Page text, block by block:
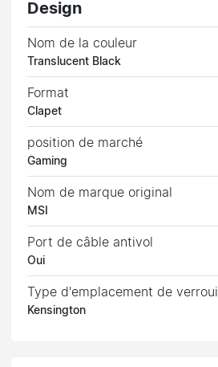
Design
Nom de la couleur
Translucent Black
Format
Clapet
position de marché
Gaming
Nom de marque original
MSI
Port de câble antivol
Oui
Type d'emplacement de
Kensington